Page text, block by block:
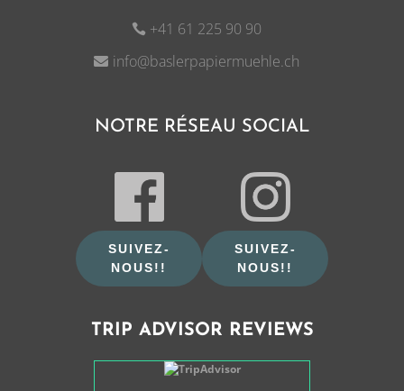
+41 61 225 90 90
info@baslerpapiermuehle.ch
NOTRE RÉSEAU SOCIAL
SUIVEZ-
NOUS!!
SUIVEZ-
NOUS!!
TRIP ADVISOR REVIEWS